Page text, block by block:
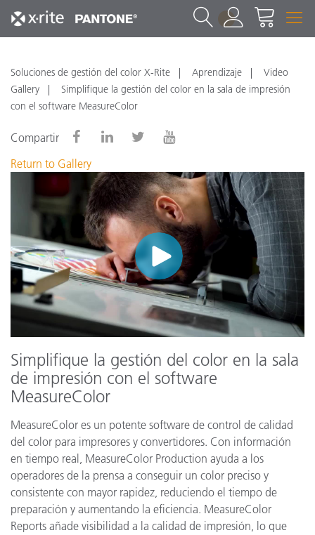
1
Soluciones de gestión del color X-Rite Aprendizaje
Video
Gallery
Simplifique la gestión del color en la sala de impresión
con el software MeasureColor
Compartir
Return to Gallery
Simplifique la gestión del color en la sala
de impresión con el software
MeasureColor
MeasureColor es un potente software de control de calidad
del color para impresores y convertidores. Con información
en tiempo real, MeasureColor Production ayuda a los
operadores de la prensa a conseguir un color preciso y
consistente con mayor rapidez, reduciendo el tiempo de
preparación y aumentando la eficiencia. MeasureColor
Reports añade visibilidad a la calidad de impresión, lo que